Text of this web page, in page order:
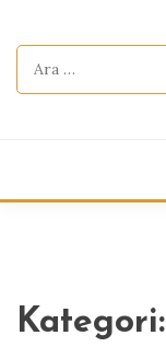
content
Kategori: